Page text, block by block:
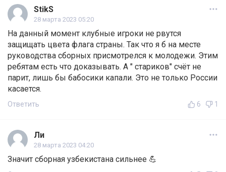
StikS
28 марта 2023 05:20
На данный момент клубные игроки не рвутся
защищать цвета флага страны. Так что я б на месте
руководства сборных присмотрелся к молодежи. Этим
ребятам есть что доказывать. А " стариков" счёт не
парит, лишь бы бабосики капали. Это не только России
касается.
Ответить 6 1
Ли
28 марта 2023 04:20
Значит сборная узбекистана сильнее 💪